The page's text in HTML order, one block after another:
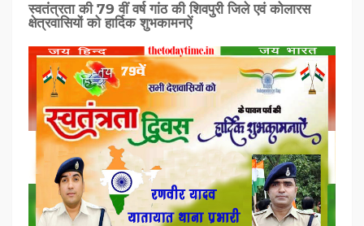
स्वतंत्रता की 79 वीं वर्ष गांठ की शिवपुरी जिले एवं कोलारस
क्षेत्रवासियों को हार्दिक शुभकामनऐं